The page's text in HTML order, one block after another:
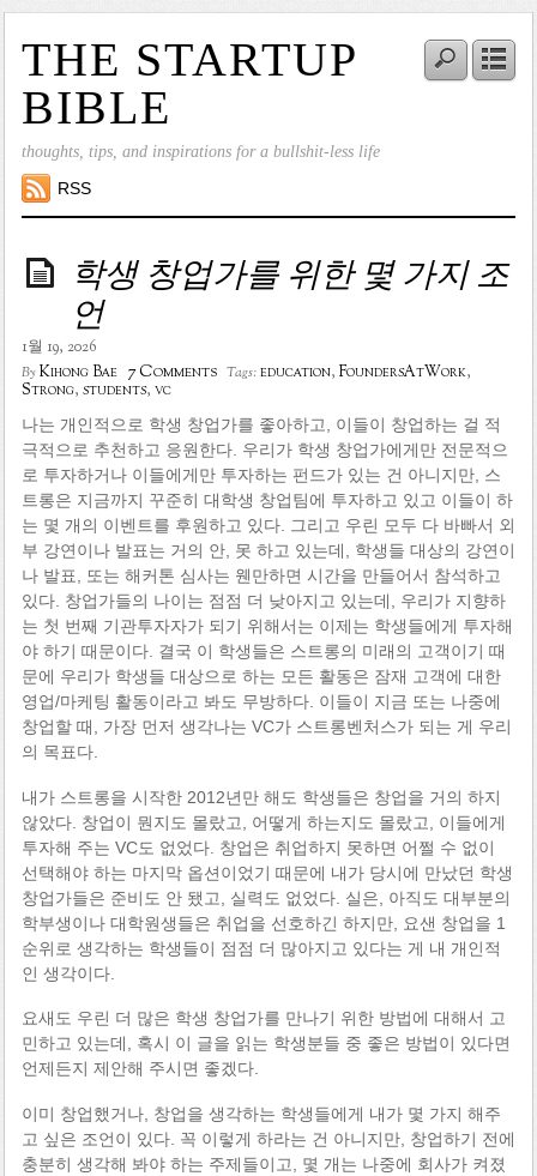
THE STARTUP
BIBLE
thoughts, tips, and inspirations for a bullshit-less life
RSS
학생 창업가를 위한 몇 가지 조
언
1월 19, 2026
ByKihong Bae 7 Comments Tags:education, FoundersAtWork,
Strong, students, vc
나는 개인적으로 학생 창업가를 좋아하고, 이들이 창업하는 걸 적
극적으로 추천하고 응원한다. 우리가 학생 창업가에게만 전문적으
로 투자하거나 이들에게만 투자하는 펀드가 있는 건 아니지만, 스
트롱은 지금까지 꾸준히 대학생 창업팀에 투자하고 있고 이들이 하
는 몇 개의 이벤트를 후원하고 있다. 그리고 우린 모두 다 바빠서 외
부 강연이나 발표는 거의 안, 못 하고 있는데, 학생들 대상의 강연이
나 발표, 또는 해커톤 심사는 웬만하면 시간을 만들어서 참석하고
있다. 창업가들의 나이는 점점 더 낮아지고 있는데, 우리가 지향하
는 첫 번째 기관투자자가 되기 위해서는 이제는 학생들에게 투자해
야 하기 때문이다. 결국 이 학생들은 스트롱의 미래의 고객이기 때
문에 우리가 학생들 대상으로 하는 모든 활동은 잠재 고객에 대한
영업/마케팅 활동이라고 봐도 무방하다. 이들이 지금 또는 나중에
창업할 때, 가장 먼저 생각나는 VC가 스트롱벤처스가 되는 게 우리
의 목표다.
내가 스트롱을 시작한 2012년만 해도 학생들은 창업을 거의 하지
않았다. 창업이 뭔지도 몰랐고, 어떻게 하는지도 몰랐고, 이들에게
투자해 주는 VC도 없었다. 창업은 취업하지 못하면 어쩔 수 없이
선택해야 하는 마지막 옵션이었기 때문에 내가 당시에 만났던 학생
창업가들은 준비도 안 됐고, 실력도 없었다. 실은, 아직도 대부분의
학부생이나 대학원생들은 취업을 선호하긴 하지만, 요샌 창업을 1
순위로 생각하는 학생들이 점점 더 많아지고 있다는 게 내 개인적
인 생각이다.
요새도 우린 더 많은 학생 창업가를 만나기 위한 방법에 대해서 고
민하고 있는데, 혹시 이 글을 읽는 학생분들 중 좋은 방법이 있다면
언제든지 제안해 주시면 좋겠다.
이미 창업했거나, 창업을 생각하는 학생들에게 내가 몇 가지 해주
고 싶은 조언이 있다. 꼭 이렇게 하라는 건 아니지만, 창업하기 전에
충분히 생각해 봐야 하는 주제들이고, 몇 개는 나중에 회사가 켜졌